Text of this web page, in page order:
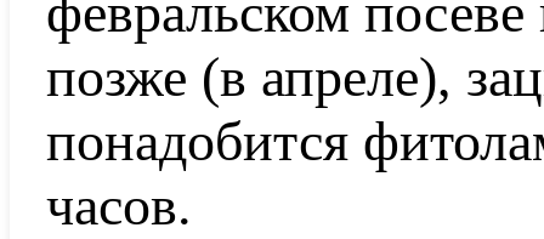
февральском
позже (в апреле),
понадобится
часов.